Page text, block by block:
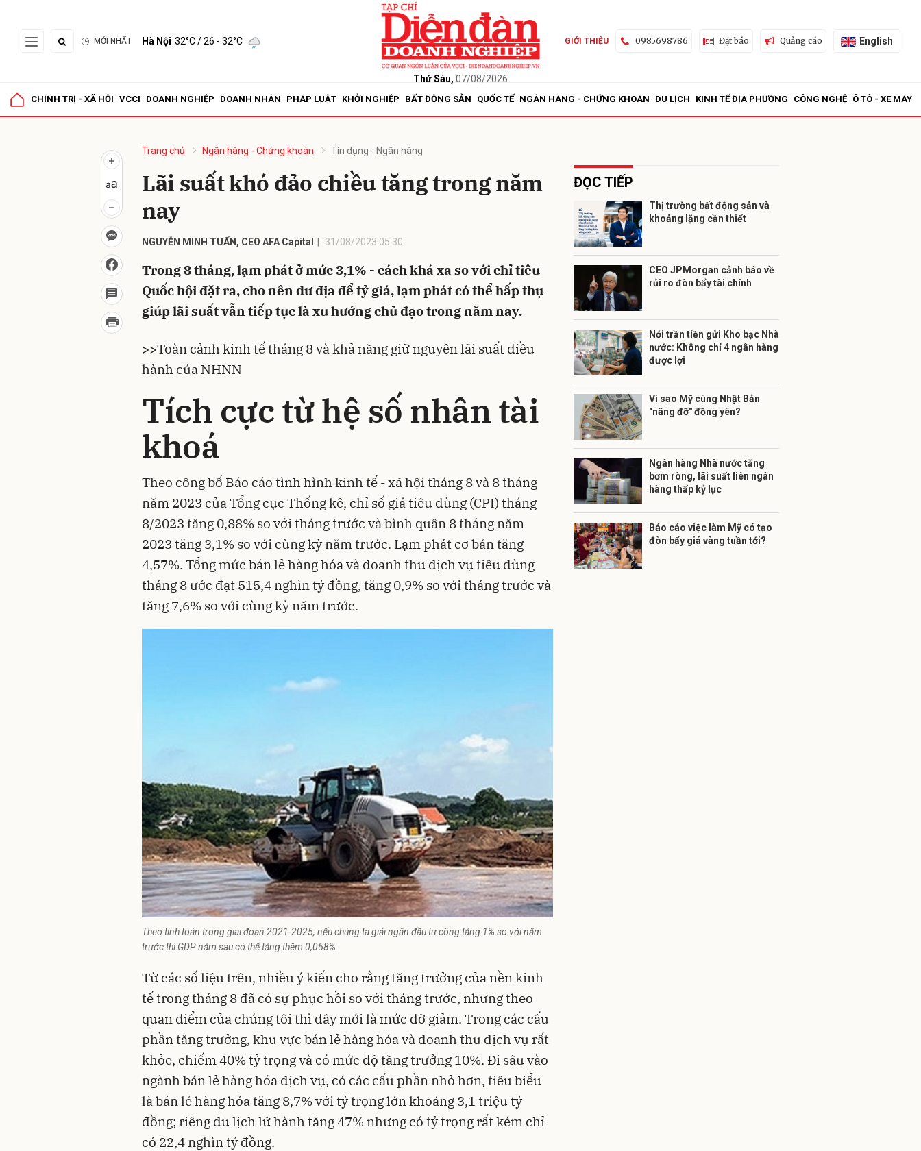
MỚI NHẤT Hà Nội 32°C/ 26 - 32°C
Thứ Sáu, 07/08/2026
GIỚI THIỆU 0985698786 Đặt báo Quảng cáo English
CHÍNH TRỊ - XÃ HỘI VCCI DOANH NGHIỆP DOANH NHÂN PHÁP LUẬT KHỞI NGHIỆP BẤT ĐỘNG SẢN QUỐC TẾ NGÂN HÀNG - CHỨNG KHOÁN DU LỊCH KINH TẾ ĐỊA PHƯƠNG CÔNG NGHỆ Ô TÔ - XE MÁY
Trang chủ Ngân hàng - Chứng khoán Tín dụng - Ngân hàng
Lãi suất khó đảo chiều tăng trong năm
nay
NGUYỄN MINH TUẤN, CEO AFA Capital 31/08/2023 05:30
Trong 8 tháng, lạm phát ở mức 3,1% - cách khá xa so với chỉ tiêu
Quốc hội đặt ra, cho nên dư địa để tỷ giá, lạm phát có thể hấp thụ
giúp lãi suất vẫn tiếp tục là xu hướng chủ đạo trong năm nay.
>>Toàn cảnh kinh tế tháng 8 và khả năng giữ nguyên lãi suất điều
hành của NHNN
Tích cực từ hệ số nhân tài
khoá
Theo công bố Báo cáo tình hình kinh tế - xã hội tháng 8 và 8 tháng
năm 2023 của Tổng cục Thống kê, chỉ số giá tiêu dùng (CPI) tháng
8/2023 tăng 0,88% so với tháng trước và bình quân 8 tháng năm
2023 tăng 3,1% so với cùng kỳ năm trước. Lạm phát cơ bản tăng
4,57%. Tổng mức bán lẻ hàng hóa và doanh thu dịch vụ tiêu dùng
tháng 8 ước đạt 515,4 nghìn tỷ đồng, tăng 0,9% so với tháng trước và
tăng 7,6% so với cùng kỳ năm trước.
Theo tính toán trong giai đoạn 2021-2025, nếu chúng ta giải ngân đầu tư công tăng 1% so với năm
trước thì GDP năm sau có thể tăng thêm 0,058%
Từ các số liệu trên, nhiều ý kiến cho rằng tăng trưởng của nền kinh
tế trong tháng 8 đã có sự phục hồi so với tháng trước, nhưng theo
quan điểm của chúng tôi thì đây mới là mức đỡ giảm. Trong các cấu
phần tăng trưởng, khu vực bán lẻ hàng hóa và doanh thu dịch vụ rất
khỏe, chiếm 40% tỷ trọng và có mức độ tăng trưởng 10%. Đi sâu vào
ngành bán lẻ hàng hóa dịch vụ, có các cấu phần nhỏ hơn, tiêu biểu
là bán lẻ hàng hóa tăng 8,7% với tỷ trọng lớn khoảng 3,1 triệu tỷ
đồng; riêng du lịch lữ hành tăng 47% nhưng có tỷ trọng rất kém chỉ
có 22,4 nghìn tỷ đồng.
ĐỌC TIẾP
Thị trường bất động sản và
khoảng lặng cần thiết
CEO JPMorgan cảnh báo về
rủi ro đòn bẩy tài chính
Nới trần tiền gửi Kho bạc Nhà
nước: Không chỉ 4 ngân hàng
được lợi
Vì sao Mỹ cùng Nhật Bản
"nâng đỡ" đồng yên?
Ngân hàng Nhà nước tăng
bơm ròng, lãi suất liên ngân
hàng thấp kỷ lục
Báo cáo việc làm Mỹ có tạo
đòn bẩy giá vàng tuần tới?
Gửi